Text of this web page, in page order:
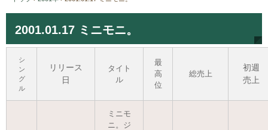
2001.01.17 ミニモニ。
シ
ン
グ
ル
リリース
日
タイト
ル
最
高
位
総売上
初週
売上
ミニモ
ニ。ジ